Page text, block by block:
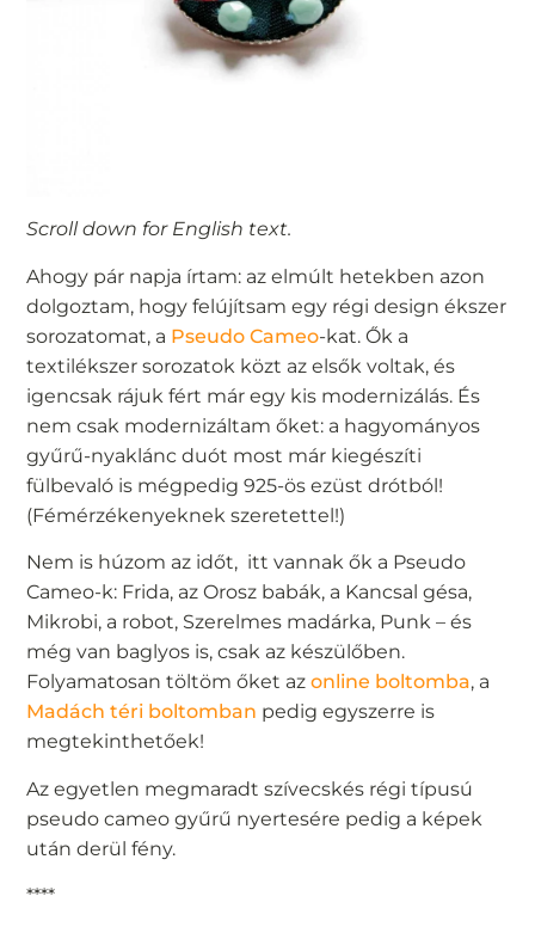
Scroll down for English text.
Ahogy pár napja írtam: az elmúlt hetekben azon
dolgoztam, hogy felújítsam egy régi design ékszer
sorozatomat, a Pseudo Cameo-kat. Ők a
textilékszer sorozatok közt az elsők voltak, és
igencsak rájuk fért már egy kis modernizálás. És
nem csak modernizáltam őket: a hagyományos
gyűrű-nyaklánc duót most már kiegészíti
fülbevaló is mégpedig 925-ös ezüst drótból!
(Fémérzékenyeknek szeretettel!)
Nem is húzom az időt, itt vannak ők a Pseudo
Cameo-k: Frida, az Orosz babák, a Kancsal gésa,
Mikrobi, a robot, Szerelmes madárka, Punk – és
még van baglyos is, csak az készülőben.
Folyamatosan töltöm őket azonline boltomba, a
Madách téri boltomban pedig egyszerre is
megtekinthetőek!
Az egyetlen megmaradt szívecskés régi típusú
pseudo cameo gyűrű nyertesére pedig a képek
után derül fény.
****